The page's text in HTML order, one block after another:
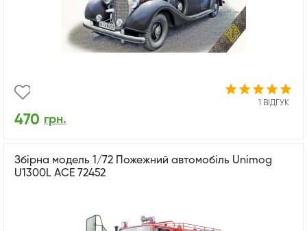
1 ВІДГУК
470 грн.
Збірна модель 1/72 Пожежний автомобіль Unimog
U1300L ACE 72452